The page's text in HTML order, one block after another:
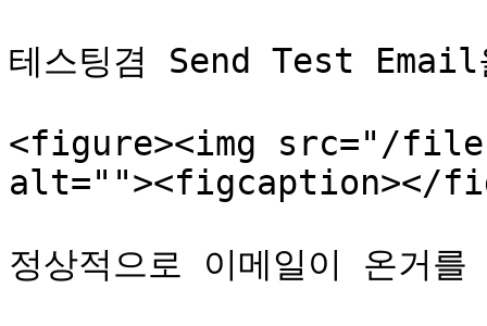
테스팅겸 Send Test Email
<figure><img src="/files/
alt=""><figcaption></
정상적으로 이메일이 온거